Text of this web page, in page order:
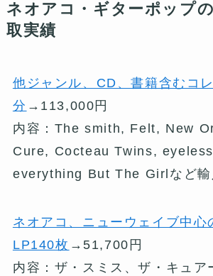
ネオアコ・ギターポップ
取実績
他ジャンル、CD、書籍含むコ
分 →113,000円
内容：The smith, Felt, New
Cure, Cocteau Twins,
everything But The Girlなど輸
ネオアコ、ニューウェイブ中心
LP140枚 →51,700円
内容：ザ・スミス、ザ・キュア